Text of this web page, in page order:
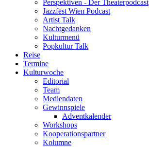
Perspektiven - Der Theaterpodcast
Jazzfest Wien Podcast
Artist Talk
Nachtgedanken
Kulturmenü
Popkultur Talk
Reise
Termine
Kulturwoche
Editorial
Team
Mediendaten
Gewinnspiele
Adventkalender
Workshops
Kooperationspartner
Kolumne